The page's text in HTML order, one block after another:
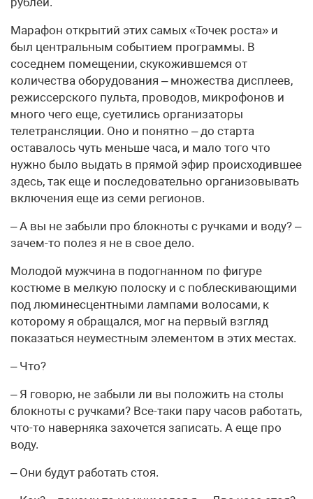
Марафон открытий этих самых «Точек роста» и
был центральным событием программы. В
соседнем помещении, скукожившемся от
количества оборудования – множества дисплеев,
режиссерского пульта, проводов, микрофонов и
много чего еще, суетились организаторы
телетрансляции. Оно и понятно – до старта
оставалось чуть меньше часа, и мало того что
нужно было выдать в прямой эфир происходившее
здесь, так еще и последовательно организовывать
включения еще из семи регионов.
– А вы не забыли про блокноты с ручками и воду? –
зачем-то полез я не в свое дело.
Молодой мужчина в подогнанном по фигуре
костюме в мелкую полоску и с поблескивающими
под люминесцентными лампами волосами, к
которому я обращался, мог на первый взгляд
показаться неуместным элементом в этих местах.
– Что?
– Я говорю, не забыли ли вы положить на столы
блокноты с ручками? Все-таки пару часов работать,
что-то наверняка захочется записать. А еще про
воду.
– Они будут работать стоя.